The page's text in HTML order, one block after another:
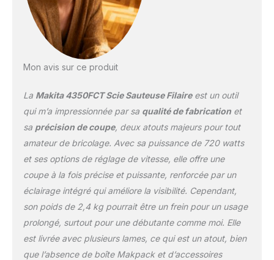
accrue, robuste et
réglable pour une coupe
précise.La plaque de
les surfaces de travail
délicates Double
isolation Coupe
maximale en bois 135
mm, acier 10 mm
Mon avis sur ce produit
La Makita 4350FCT Scie Sauteuse Filaireest un outil
qui m’a impressionnée par sa qualité de fabricationet
sa précision de coupe, deux atouts majeurs pour tout
amateur de bricolage. Avec sa puissance de 720 watts
et ses options de réglage de vitesse, elle offre une
coupe à la fois précise et puissante, renforcée par un
éclairage intégré qui améliore la visibilité. Cependant,
son poids de 2,4 kg pourrait être un frein pour un usage
prolongé, surtout pour une débutante comme moi. Elle
est livrée avec plusieurs lames, ce qui est un atout, bien
que l’absence de boîte Makpack et d’accessoires